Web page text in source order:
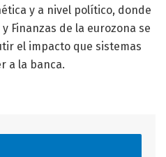
y a nivel político, donde
Finanzas de la eurozona se
el impacto que sistemas
a la banca.